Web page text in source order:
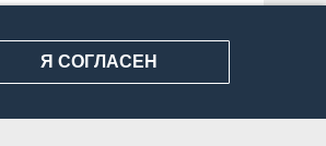
Я СОГЛАСЕН